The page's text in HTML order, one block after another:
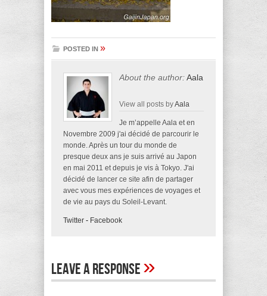
POSTED IN »
About the author:Aala
View all posts byAala
Je m’appelle Aala et en
Novembre 2009 j'ai décidé de parcourir le
monde. Après un tour du monde de
presque deux ans je suis arrivé au Japon
en mai 2011 et depuis je vis à Tokyo. J'ai
décidé de lancer ce site afin de partager
avec vous mes expériences de voyages et
de vie au pays du Soleil-Levant.
Twitter - Facebook
Leave A Response»